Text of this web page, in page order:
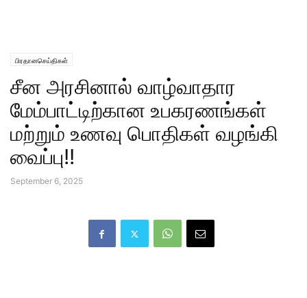
பிரதானசெய்திகள்
சீன அரசினால் வாழ்வாதார
மேம்பாட்டிற்கான உபகரணங்கள்
மற்றும் உணவு பொதிகள் வழங்கி
வைப்பு!!
September 6, 2025